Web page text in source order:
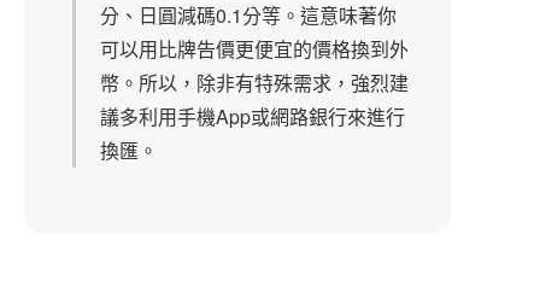
分、日圓減碼0.1分等。這意味著你
可以用比牌告價更便宜的價格換到外
幣。所以，除非有特殊需求，強烈建
議多利用手機App或網路銀行來進行
換匯。